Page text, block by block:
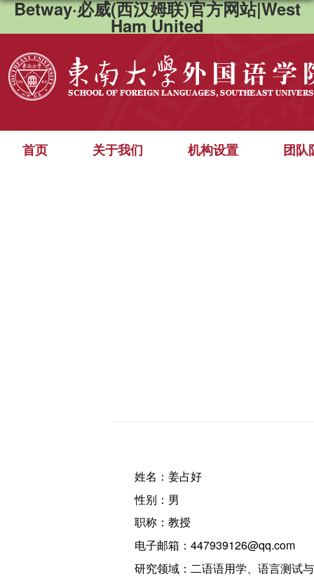
Betway·必威(西汉姆联)官方网站|West
Ham United
首页 关于我们 机构设置 团队
姓名：姜占好
性别：男
职称：教授
电子邮箱：447939126@qq.com
研究领域：二语语用学、语言测试